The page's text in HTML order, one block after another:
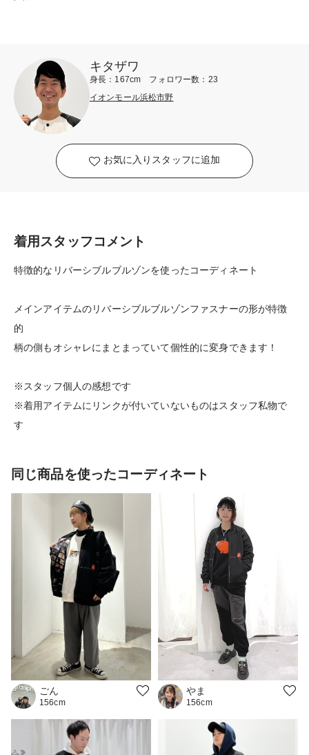
キタザワ
身長：167cm フォロワー数：23
イオンモール浜松市野
お気に入りスタッフに追加
着用スタッフコメント
特徴的なリバーシブルブルゾンを使ったコーディネート
メインアイテムのリバーシブルブルゾンファスナーの形が特徴
的
柄の側もオシャレにまとまっていて個性的に変身できます！
※スタッフ個人の感想です
※着用アイテムにリンクが付いていないものはスタッフ私物で
す
同じ商品を使ったコーディネート
ごん
156cm
やま
156cm